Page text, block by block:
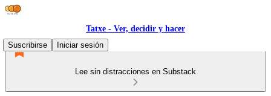
Tatxe - Ver, decidir y hacer
Suscribirse
Iniciar sesión
Lee sin distracciones en Substack